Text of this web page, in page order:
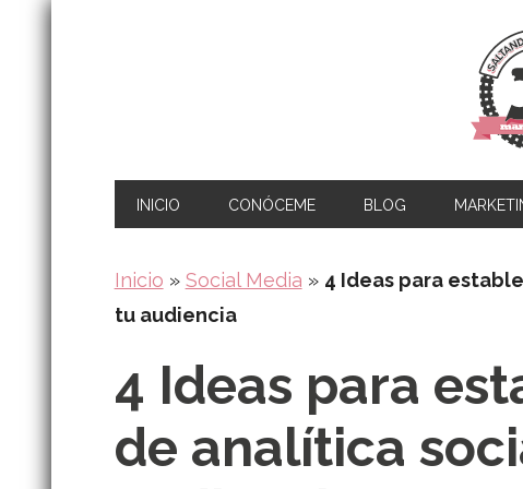
INICIO CONÓCEME BLOG
Inicio » Social Media » 4 Ideas para
tu audiencia
4 Ideas para
de analítica